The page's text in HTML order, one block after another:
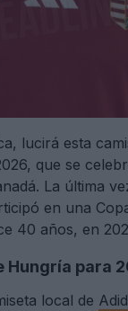
lucirá esta
que se
La última
en una
40 años, en
Hungría para
local de